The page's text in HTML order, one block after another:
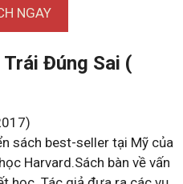
NGAY
Đúng Sai (
sách best-seller tại Mỹ của
Harvard.Sách bàn về vấn